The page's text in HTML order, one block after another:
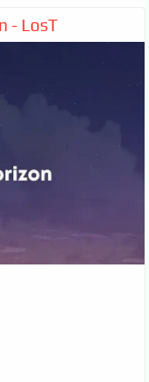
- LosT